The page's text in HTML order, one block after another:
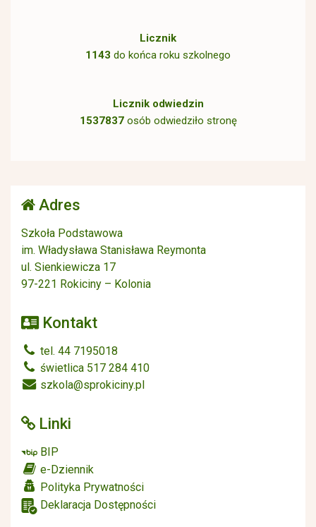
Licznik
1143 do końca roku szkolnego
Licznik odwiedzin
1537837osób odwiedziło stronę
Adres
Szkoła Podstawowa
im. Władysława Stanisława Reymonta
ul. Sienkiewicza 17
97-221 Rokiciny – Kolonia
Kontakt
tel. 44 7195018
świetlica 517 284 410
szkola@sprokiciny.pl
Linki
BIP
e-Dziennik
Polityka Prywatności
Deklaracja Dostępności